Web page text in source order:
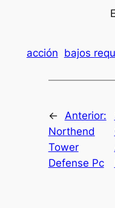
acción bajos
← Anterior:
Northend
Tower
Defense Pc